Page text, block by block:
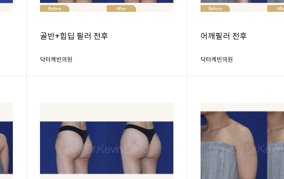
골반+힙딥 필러 전후
닥터케빈의원
어깨필러 전후
닥터케빈의원